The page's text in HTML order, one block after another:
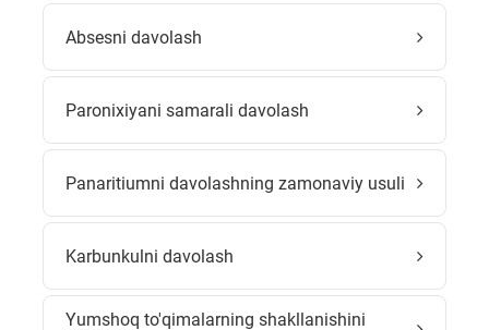
Absesni davolash
Paronixiyani samarali davolash
Panaritiumni davolashning zamonaviy usuli
Karbunkulni davolash
Yumshoq to'qimalarning shakllanishini